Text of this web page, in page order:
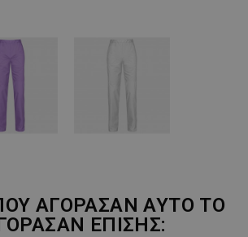
ΑΓΌΡΑΣΑΝ ΑΥΤΌ ΤΟ
ΕΠΊΣΗΣ: